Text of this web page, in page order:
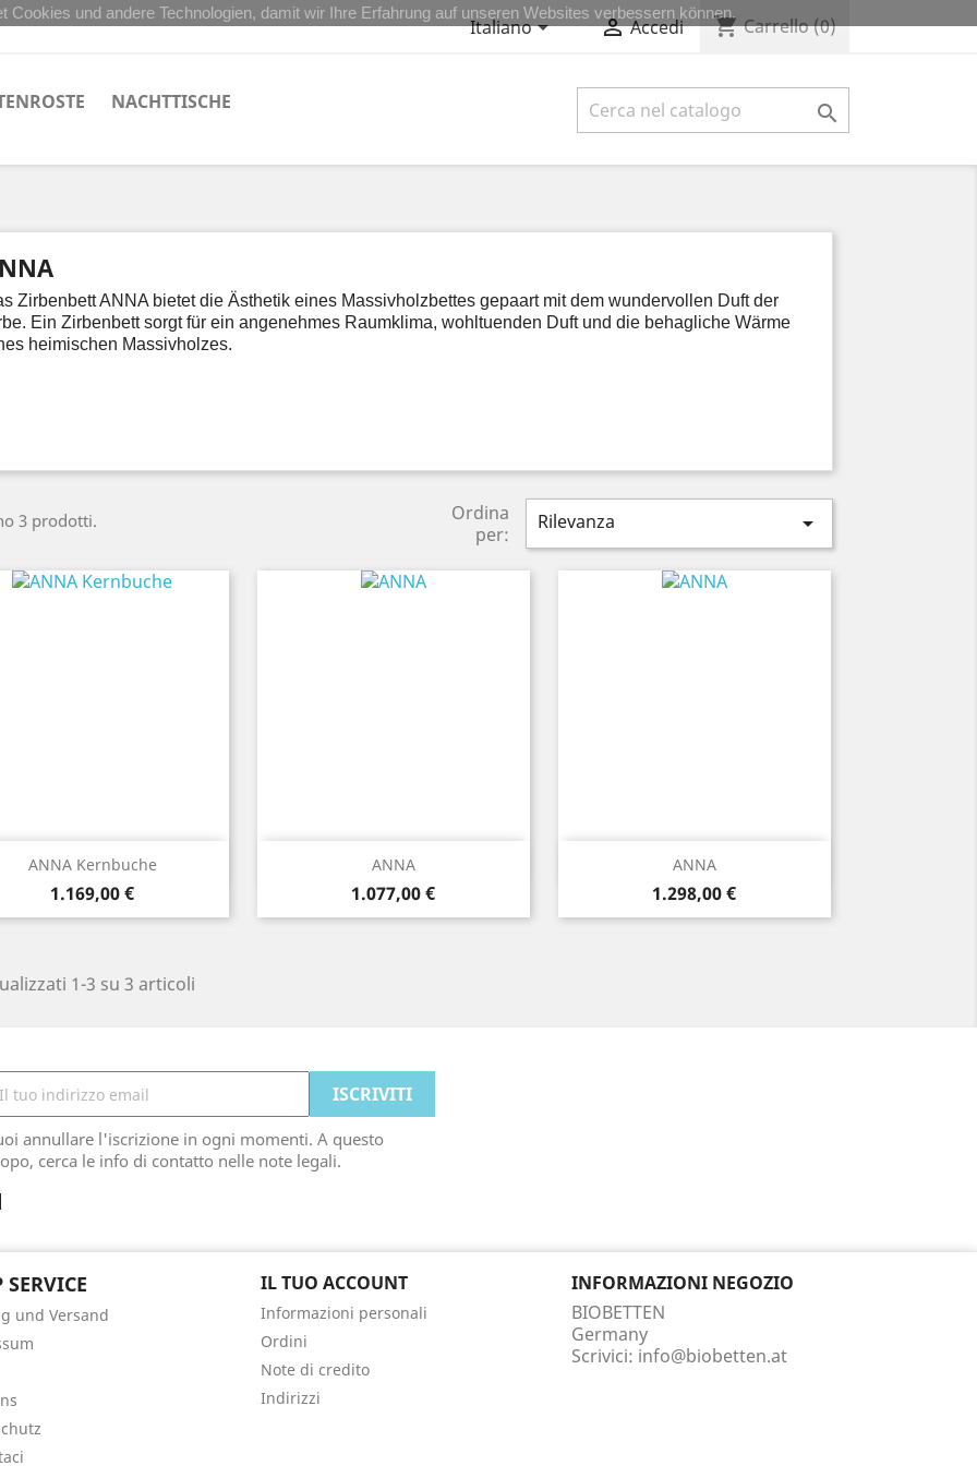
Italiano Accedi shopping_cartCarrello(0)
NACHTTISCHE 
Zirbenbett ANNAbietet die Ästhetik eines Massivholzbettes gepaart mit dem wundervollen Duft der
Ein Zirbenbett sorgt für ein angenehmes Raumklima, wohltuenden Duft und die behagliche Wärme
heimischen Massivholzes.
3 prodotti.
Ordina
per:
Rilevanza 
ANNA Kernbuche
Prezzo
1.169,00 €
Anteprima ANNA
Prezzo
1.077,00 €
Anteprima ANNA
Prezzo
1.298,00 €
Anteprima
1-3 su 3 articoli
annullare l'iscrizione in ogni momenti. A questo
cerca le info di contatto nelle note legali.
SERVICE
und Versand
IL TUO ACCOUNT
Informazioni personali
Ordini
Note di credito
Indirizzi
INFORMAZIONI NEGOZIO
BIOBETTEN
Germany
Scrivici: info@biobetten.at
Cookies und andere Technologien, damit wir Ihre Erfahrung auf unseren Websites verbessern können.